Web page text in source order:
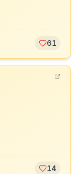
61
14